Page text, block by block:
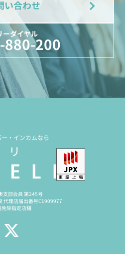
い合わせ
ーダイヤル
880-200
・インカムなら
支部会員 第245号
代理店届出番号C1909977
除指定店舗